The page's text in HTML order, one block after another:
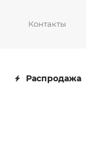
Контакты
Распродажа